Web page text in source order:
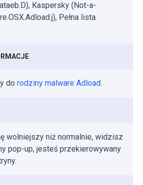
Kaspersky (Not-a-
Pełna lista
do rodziny malware Adload.
wolniejszy niż normalnie, widzisz
pop-up, jesteś przekierowywany